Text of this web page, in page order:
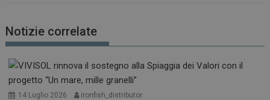
Notizie correlate
14 Luglio 2026 ironfish_distributor